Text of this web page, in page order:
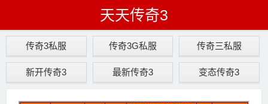
天天传奇3
传奇3私服 传奇3G私服 传奇三私服
新开传奇3 最新传奇3 变态传奇3